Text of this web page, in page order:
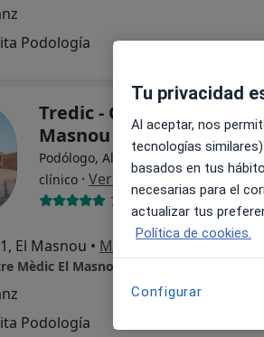
Podología
Tredic - Centre Mèdic El
Masnou
Podólogo, Alergólogo, Analista
clínico · Ver más
788 opiniones
El Masnou • Mapa
Mèdic El Masnou
Podología
Tu privacidad
Al aceptar, nos
tecnologías
basados en tus
necesarias para el
actualizar tus
Política de cookies.
Configurar